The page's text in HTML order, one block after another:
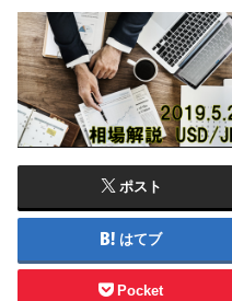
ポスト
はてブ
Pocket